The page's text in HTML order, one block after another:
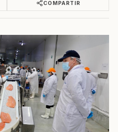
COMPARTIR